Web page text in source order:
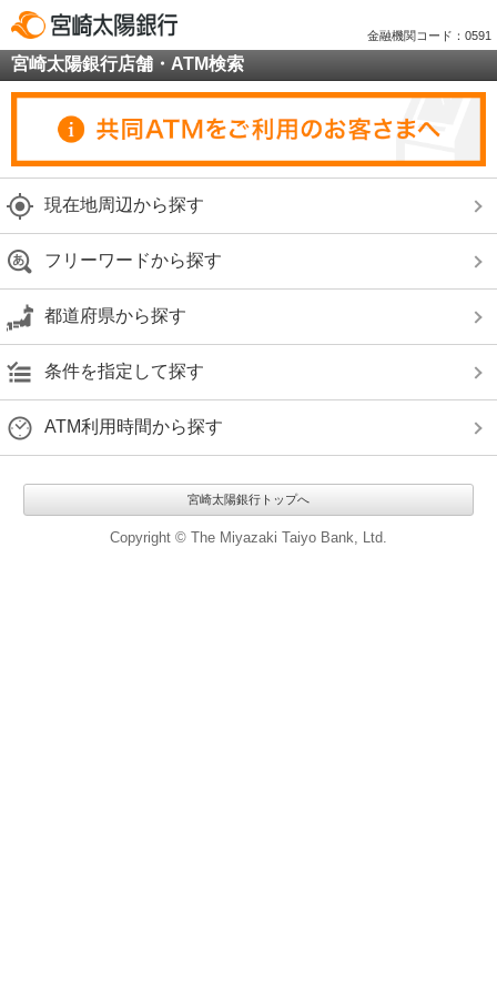
金融機関コード：0591
宮崎太陽銀行店舗・ATM検索
現在地周辺から探す
フリーワードから探す
都道府県から探す
条件を指定して探す
ATM利用時間から探す
宮崎太陽銀行トップへ
Copyright © The Miyazaki Taiyo Bank, Ltd.